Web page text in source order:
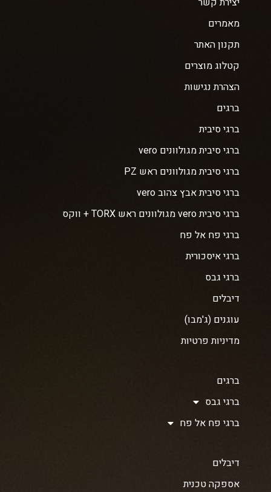
מאמרים
תקנון האתר
קטלוג מוצרים
הצהרת נגישות
ברגים
ברגי סיבית
ברגי סיבית מגולוונים vero
ברגי סיבית מגולוונים ראש PZ
ברגי סיבית אבץ צהוב vero
ברגי סיבית vero מגולוונים ראש TORX + ווקס
ברגי פח אל פח
ברגי איסכורית
ברגי גבס
דיבלים
עוגנים (ג'מבו)
מדיניות פרטיות
ברגים
ברגי גבס
ברגי פח אל פח
דיבלים
אספקה טכנית